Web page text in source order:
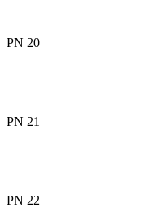
PN 20
PN 21
PN 22